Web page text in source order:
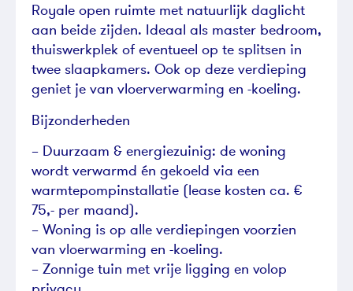
Royale open ruimte met natuurlijk daglicht
aan beide zijden. Ideaal als master bedroom,
thuiswerkplek of eventueel op te splitsen in
twee slaapkamers. Ook op deze verdieping
geniet je van vloerverwarming en -koeling.
Bijzonderheden
– Duurzaam & energiezuinig: de woning
wordt verwarmd én gekoeld via een
warmtepompinstallatie (lease kosten ca. €
75,- per maand).
– Woning is op alle verdiepingen voorzien
van vloerwarming en -koeling.
– Zonnige tuin met vrije ligging en volop